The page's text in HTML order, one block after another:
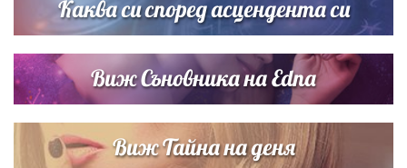
Каква си според асцендента си
Виж Съновника на Edna
Виж Тайна на деня